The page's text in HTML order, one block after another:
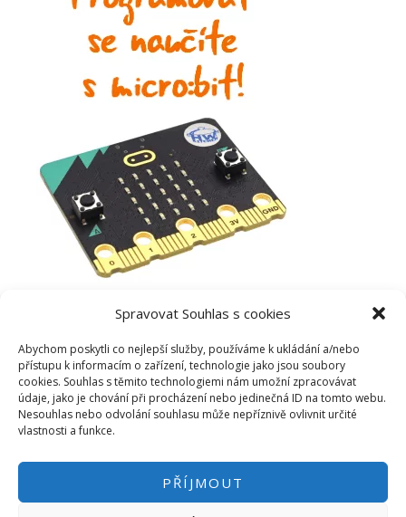
Spravovat Souhlas s cookies
Abychom poskytli co nejlepší služby, používáme k ukládání a/nebo
přístupu k informacím o zařízení, technologie jako jsou soubory
cookies. Souhlas s těmito technologiemi nám umožní zpracovávat
údaje, jako je chování při procházení nebo jedinečná ID na tomto webu.
Nesouhlas nebo odvolání souhlasu může nepříznivě ovlivnit určité
vlastnosti a funkce.
PŘÍJMOUT